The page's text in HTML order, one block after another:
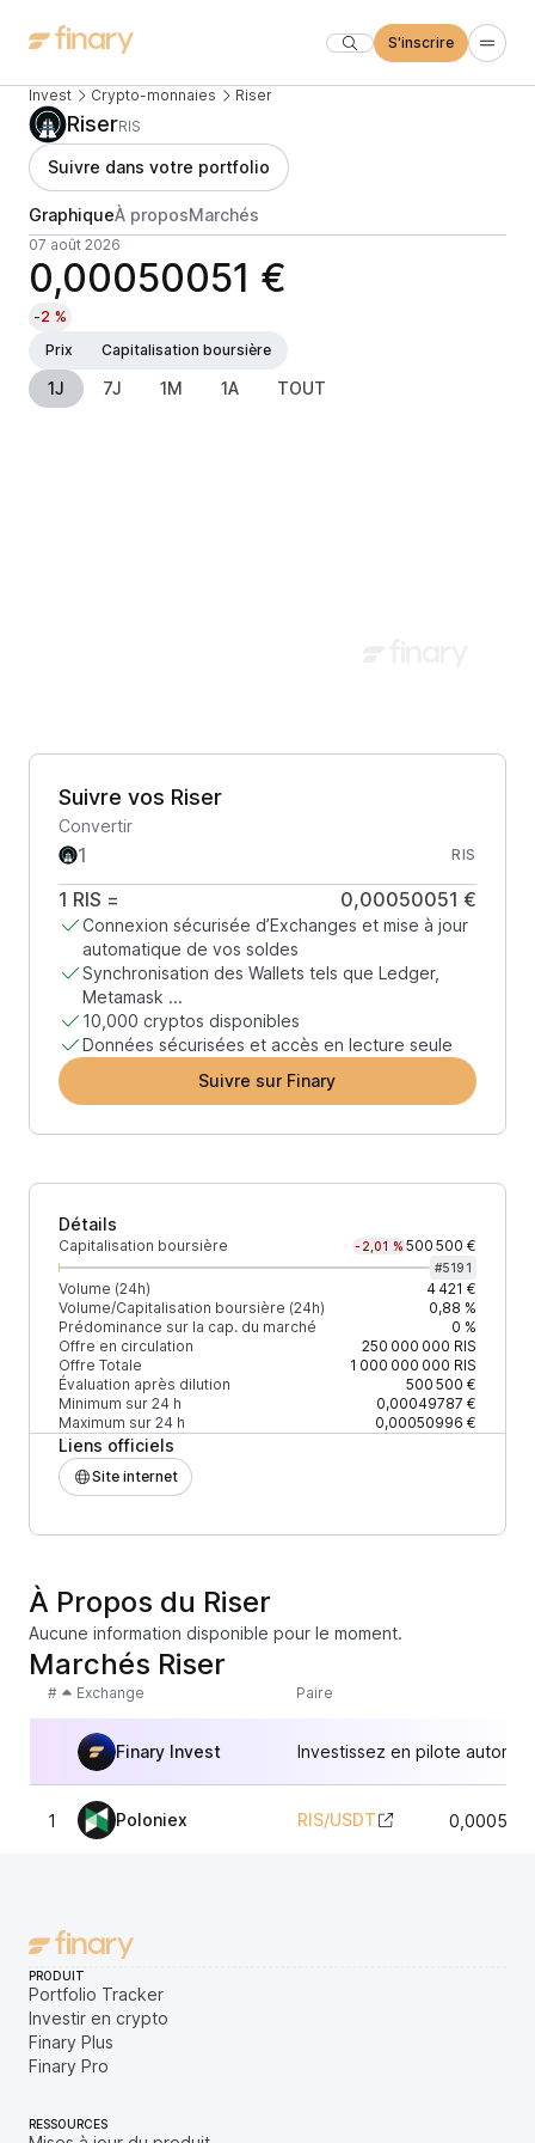
S'inscrire
Invest Crypto-monnaies Riser
RiserRIS
Suivre dans votre portfolio
GraphiqueÀ proposMarchés
07 août 2026
0,00050051 €
-2 %
Prix
Capitalisation boursière
1J 7J 1M 1A TOUT
Suivre vos Riser
Convertir
RIS
1 RIS = 0,00050051 €
Connexion sécurisée d’Exchanges et mise à jour
automatique de vos soldes
Synchronisation des Wallets tels que Ledger,
Metamask ...
10,000 cryptos disponibles
Données sécurisées et accès en lecture seule
Suivre sur Finary
Détails
Capitalisation boursière -2,01 % 500 500 €
#5191
Volume (24h)
4 421 €
Volume/Capitalisation boursière (24h)
0,88 %
Prédominance sur la cap. du marché
0 %
Offre en circulation
250 000 000 RIS
Offre Totale
1 000 000 000 RIS
Évaluation après dilution
500 500 €
Minimum sur 24 h
0,00049787 €
Maximum sur 24 h
0,00050996 €
Liens officiels
Site internet
À Propos du Riser
Aucune information disponible pour le moment.
Marchés Riser
# Exchange Paire
Finary Invest Investissez en pilote
1 Poloniex RIS/USDT
PRODUIT
Portfolio Tracker
Investir en crypto
Finary Plus
Finary Pro
RESSOURCES